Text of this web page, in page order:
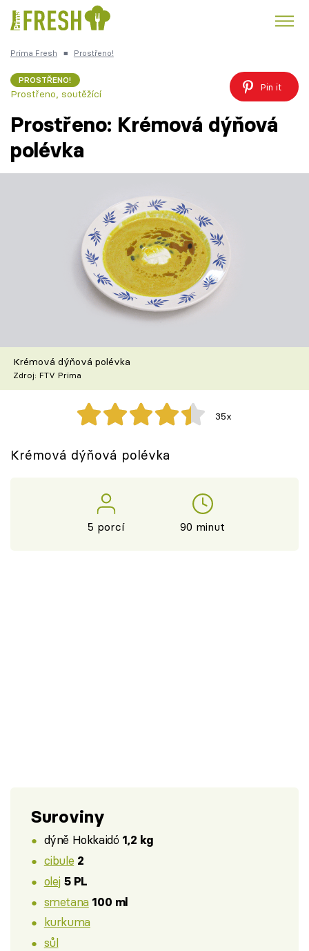
Česká kuchyně
TV Program
Recepty z TV
Speciál: Cuketa
Těhotnej kuchař
Sledujte prima+
Prima Fresh ■ Prostřeno!
PROSTŘENO!
Prostřeno, soutěžící
Pin it
Prostřeno: Krémová dýňová
polévka
Krémová dýňová polévka
Zdroj: FTV Prima
35x
Krémová dýňová polévka
5 porcí 90 minut
Suroviny
dýně Hokkaidó 1,2 kg
cibule 2
olej 5 PL
smetana 100 ml
kurkuma
sůl